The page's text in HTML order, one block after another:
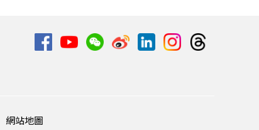
網站地圖